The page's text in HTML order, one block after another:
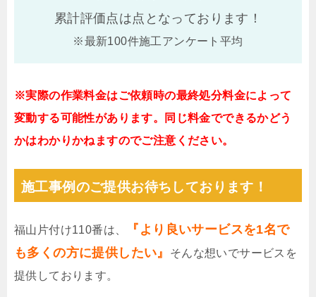
累計評価点は点となっております！
※最新100件施工アンケート平均
※実際の作業料金はご依頼時の最終処分料金によって
変動する可能性があります。同じ料金でできるかどう
かはわかりかねますのでご注意ください。
施工事例のご提供お待ちしております！
福山片付け110番は、
『より良いサービスを1名で
も多くの方に提供したい』
そんな想いでサービスを
提供しております。